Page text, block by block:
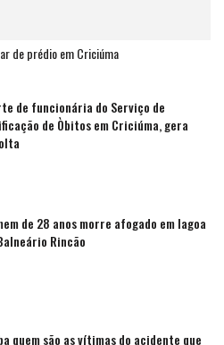
de prédio em Criciúma
de funcionária do Serviço de
de Òbitos em Criciúma, gera
de 28 anos morre afogado em lagoa
Rincão
quem são as vítimas do acidente que